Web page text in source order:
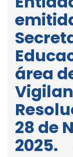
área
28 de
2025.